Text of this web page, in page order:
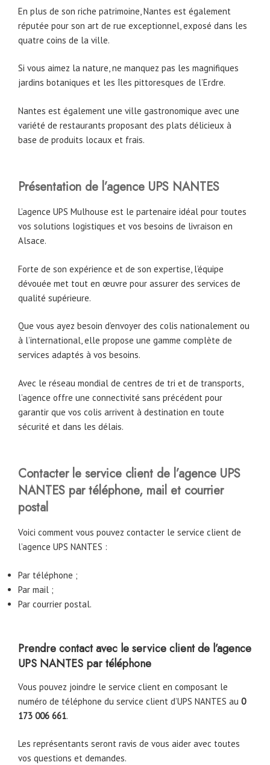
En plus de son riche patrimoine, Nantes est également
réputée pour son art de rue exceptionnel, exposé dans les
quatre coins de la ville.
Si vous aimez la nature, ne manquez pas les magnifiques
jardins botaniques et les îles pittoresques de l’Erdre.
Nantes est également une ville gastronomique avec une
variété de restaurants proposant des plats délicieux à
base de produits locaux et frais.
Présentation de l’agence UPS NANTES
L’agence UPS Mulhouse est le partenaire idéal pour toutes
vos solutions logistiques et vos besoins de livraison en
Alsace.
Forte de son expérience et de son expertise, l’équipe
dévouée met tout en œuvre pour assurer des services de
qualité supérieure.
Que vous ayez besoin d’envoyer des colis nationalement ou
à l’international, elle propose une gamme complète de
services adaptés à vos besoins.
Avec le réseau mondial de centres de tri et de transports,
l’agence offre une connectivité sans précédent pour
garantir que vos colis arrivent à destination en toute
sécurité et dans les délais.
Contacter le service client de l’agence UPS
NANTES par téléphone, mail et courrier
postal
Voici comment vous pouvez contacter le service client de
l’agence UPS NANTES :
Par téléphone ;
Par mail ;
Par courrier postal.
Prendre contact avec le service client de l’agence
UPS NANTES par téléphone
Vous pouvez joindre le service client en composant le
numéro de téléphone du service client d’UPS NANTES au 0
173 006 661.
Les représentants seront ravis de vous aider avec toutes
vos questions et demandes.